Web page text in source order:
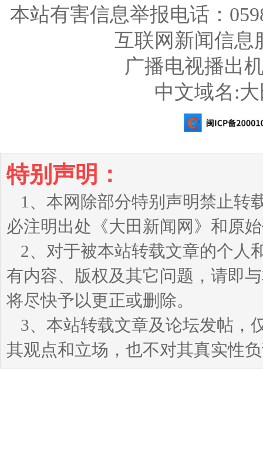
本站有害信息举报电话：
互联网新闻信息
广播电视播出
中文域名:
特别声明：
1、本网除部分特别声明禁止转
必注明出处《大田新闻网》和原
2、对于被本站转载文章的个人
有内容、版权及其它问题，请即
将尽快予以更正或删除。
3、本站转载文章及论坛发帖，
其观点和立场，也不对其真实性